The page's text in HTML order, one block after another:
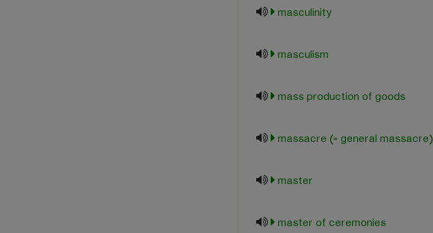
masculinity
masculism
mass production of goods
massacre (= general massacre)
master
master of ceremonies